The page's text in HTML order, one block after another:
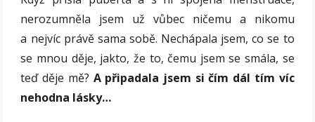
nerozumněla jsem už vůbec ničemu a nikomu
a nejvíc právě sama sobě. Nechápala jsem, co se to
se mnou děje, jakto, že to, čemu jsem se smála, se
teď děje mě? A připadala jsem si čím dál tím víc
nehodna lásky…